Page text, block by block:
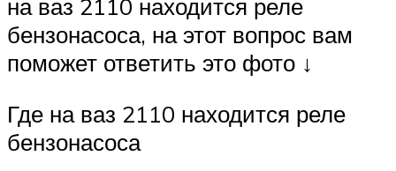
на ваз 2110 находится реле
бензонасоса, на этот вопрос вам
поможет ответить это фото ↓
Где на ваз 2110 находится реле
бензонасоса